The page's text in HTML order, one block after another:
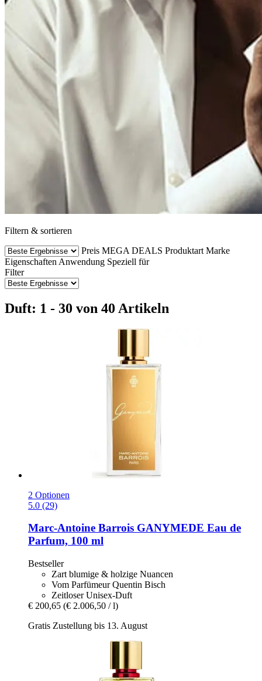
Filtern & sortieren
Preis MEGA DEALS Produktart Marke
Eigenschaften Anwendung Speziell für
Filter
Duft: 1 - 30 von 40 Artikeln
2 Optionen
5.0 (29)
Marc-Antoine Barrois GANYMEDE Eau de
Parfum, 100 ml
Bestseller
Zart blumige & holzige Nuancen
Vom Parfümeur Quentin Bisch
Zeitloser Unisex-Duft
€ 200,65 (€ 2.006,50 / l)
Gratis Zustellung bis 13. August